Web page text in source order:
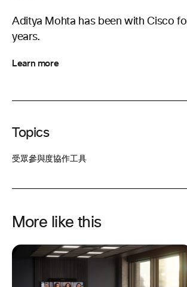
Aditya Mohta has been with Cisco
years.
Learn more
Topics
受眾參與度協作工具
More like this